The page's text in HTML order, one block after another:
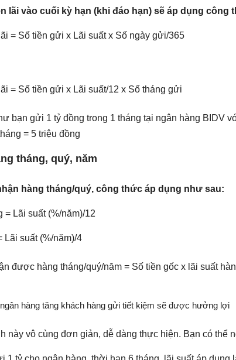
lãi vào cuối kỳ hạn (khi đáo hạn) sẽ áp dụng công
= Số tiền gửi x Lãi suất x Số ngày gửi/365
= Số tiền gửi x Lãi suất/12 x Số tháng gửi
bạn gửi 1 tỷ đồng trong 1 tháng tại ngân hàng BIDV
= 5 triệu đồng
tháng, quý, năm
hàng tháng/quý, công thức áp dụng như sau:
= Lãi suất (%/năm)/12
Lãi suất (%/năm)/4
được hàng tháng/quý/năm = Số tiền gốc x lãi suất
hàng tăng khách hàng gửi tiết kiệm sẽ được hưởng lợi
này vô cùng đơn giản, dễ dàng thực hiện. Bạn có